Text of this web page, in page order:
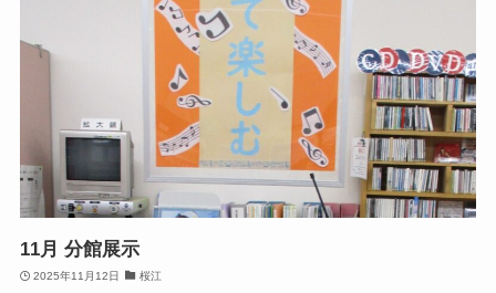
11月 分館展示
2025年11月12日 桜江